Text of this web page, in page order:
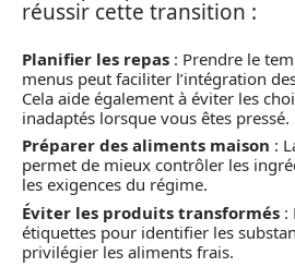
réussir cette transition :
Planifier les repas : Prendre le
menus peut faciliter l’intégration
Cela aide également à éviter les
inadaptés lorsque vous êtes pressé.
Préparer des aliments maison :
permet de mieux contrôler les
les exigences du régime.
Éviter les produits transformés :
étiquettes pour identifier les
privilégier les aliments frais.